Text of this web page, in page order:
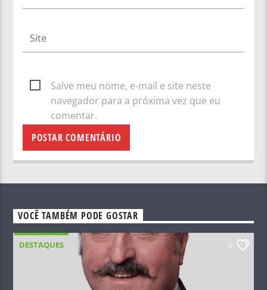
Salve meu nome, e-mail e site neste
navegador para a próxima vez que eu
comentar.
VOCÊ TAMBÉM PODE GOSTAR
DESTAQUES 0